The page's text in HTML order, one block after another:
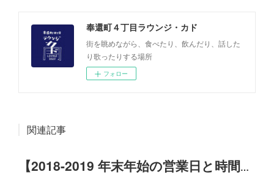
奉還町４丁目ラウンジ・カド
街を眺めながら、食べたり、飲んだり、話した
り歌ったりする場所
フォロー
関連記事
【2018-2019 年末年始の営業日と時間について】